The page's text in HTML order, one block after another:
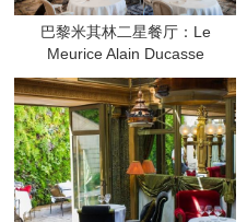
巴黎米其林二星餐厅：Le
Meurice Alain Ducasse